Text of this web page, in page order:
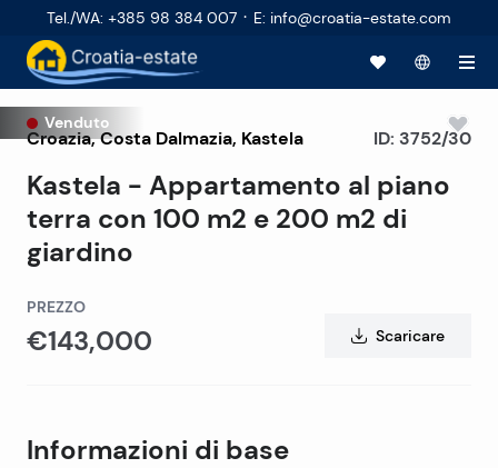
Tel./WA: +385 98 384 007 · E: info@croatia-estate.com
Venduto
Croazia,Costa Dalmazia, Kastela
Kastela - Appartamento al piano
terra con 100 m2 e 200 m2 di
giardino
ID: 3752/30
PREZZO
€143,000 Scaricare
Informazioni di base